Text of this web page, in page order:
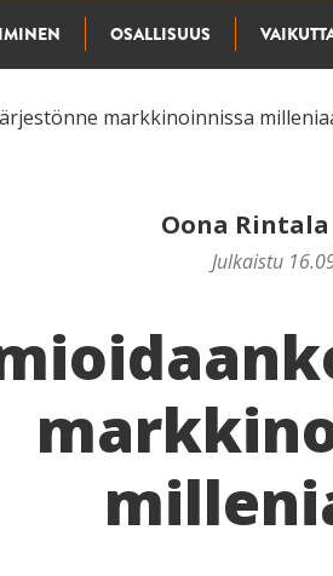
OSALLISUUS
markkinoinnissa
Oona Rintala
Julkaistu